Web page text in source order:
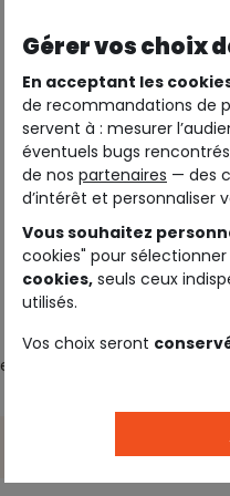
dessus.
Gérer vos choix
En acceptant les
de recommandations de
servent à : mesurer
éventuels bugs
de nos partenaires — des
d’intérêt et personnaliser
Vous souhaitez
cookies" pour
cookies, seuls ceux
utilisés.
Vos choix seront